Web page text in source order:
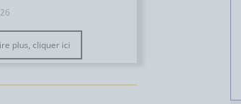
plus, cliquer ici